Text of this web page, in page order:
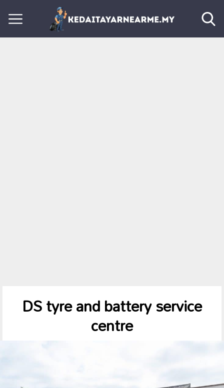
DS tyre and battery service
centre